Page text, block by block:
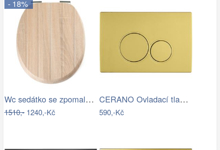
- 18%
Wc sedátko se zpomalovacím mechanismem…
1510,-1240,-Kč
CERANO Ovladací tlačítko WC modulů Lite…
590,-Kč